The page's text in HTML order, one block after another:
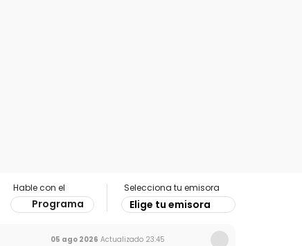
Hable con el
Programa
Selecciona tu emisora
Elige tu emisora
05 ago 2026 Actualizado 23:45